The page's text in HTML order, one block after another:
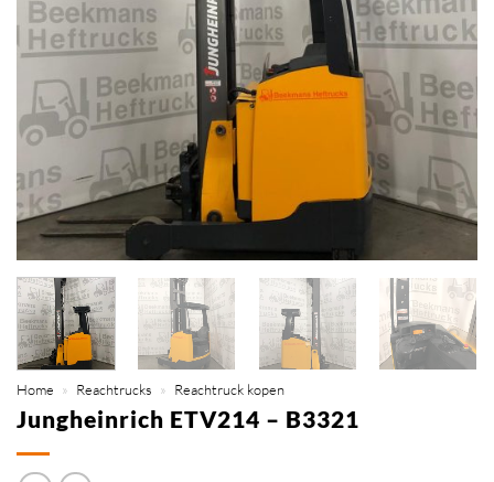
Home » Reachtrucks » Reachtruck kopen
Jungheinrich ETV214 – B3321